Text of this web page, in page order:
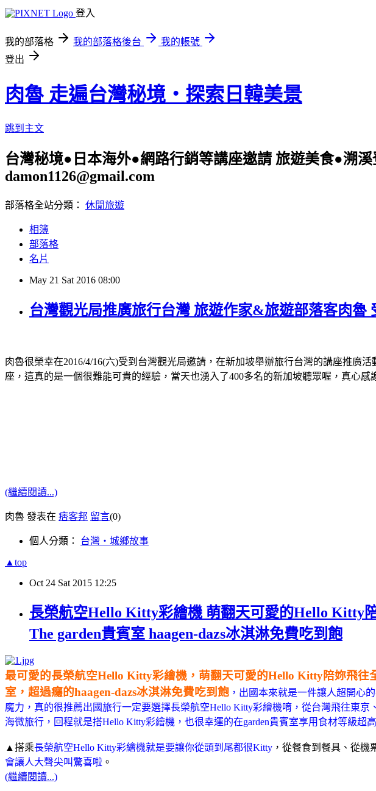
登入
我的部落格 我的部落格後台
我的帳號
登出
肉魯 走遍台灣秘境・探索日韓美景
跳到主文
台灣秘境●日本海外●網路行銷等講座邀請 旅遊美食●溯
damon1126@gmail.com
部落格全站分類： 休閒旅遊
相簿
部落格
名片
May 21 Sat 2016 08:00
台灣觀光局推廣旅行台灣 旅遊作家&旅遊部落客肉
肉魯很榮幸在2016/4/16(六)受到台灣觀光局邀請，在新加坡舉辦旅行台灣的講座推廣
座，這真的是一個很難能可貴的經驗，當天也湧入了400多名的新加坡聽眾喔，真心感
(繼續閱讀...)
肉魯 發表在 痞客邦 留言(0)
個人分類： 台灣‧城鄉故事
▲top
Oct 24 Sat 2015 12:25
長榮航空Hello Kitty彩繪機 萌翻天可愛的Hello Kitty
The garden貴賓室 haagen-dazs冰淇淋免費吃到飽
最可愛的長榮航空Hello Kitty彩繪機，萌翻天可愛的Hello Kitty陪妳飛
室，超過癮的haagen-dazs冰淇淋免費吃到飽 ，出國本來就是一件讓人超開心
魔力 ，真的很推薦出國旅行一定要選擇長榮航空Hello Kitty彩繪機唷，從台灣飛往東京
海微旅行 ，回程就是搭Hello Kitty彩繪機 ，也很幸運的在garden貴賓室享用食材等級超
▲搭乘長榮航空Hello Kitty彩繪機就是要讓你從頭到尾都很Kitty ，從餐食到餐具、從機
會讓人大聲尖叫驚喜啦 。
(繼續閱讀...)